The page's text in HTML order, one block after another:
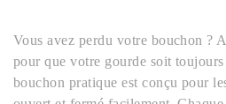
Vous avez perdu votre bouchon ?
pour que votre gourde soit
bouchon pratique est conçu pour